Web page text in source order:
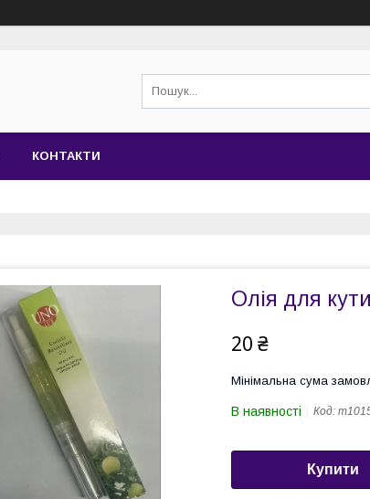
КОНТАКТИ
Олія для
20 ₴
Мінімальна сума
В наявності Код:
Купити